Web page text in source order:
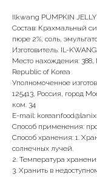
Ilkwang PUMPKIN
Состав: Крахмальный
пюре 2%, соль,
Изготовитель: IL-
Место нахождения:
Republic of Korea
Уполномоченное
125413, Россия, город
ком. 34
E-mail:
Способ применения:
Способ хранения: 1.
солнечных лучей.
2. Температура
3. Хранить в